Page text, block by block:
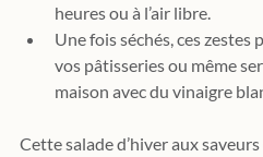
heures ou à l’air libre.
Une fois séchés, ces
vos pâtisseries ou même
maison avec du vinaigre
Cette salade d’hiver aux